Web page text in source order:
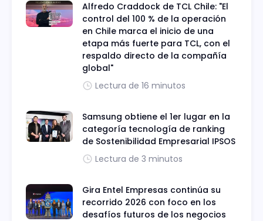
Alfredo Craddock de TCL Chile: "El
control del 100 % de la operación
en Chile marca el inicio de una
etapa más fuerte para TCL, con el
respaldo directo de la compañía
global"
Lectura de 16 minutos
Samsung obtiene el 1er lugar en la
categoría tecnología de ranking
de Sostenibilidad Empresarial IPSOS
Lectura de 3 minutos
Gira Entel Empresas continúa su
recorrido 2026 con foco en los
desafíos futuros de los negocios